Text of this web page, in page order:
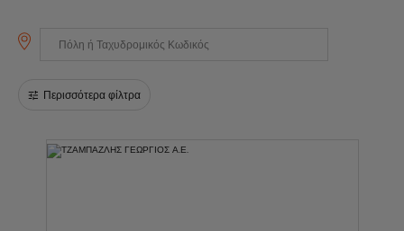
ΓΙΝΕΤΕ ΜΕΛΟΣ ΤΟΥ ΔΙΚΤΥΟΥ
Περισσότερα φίλτρα